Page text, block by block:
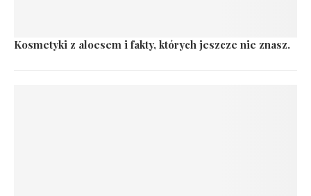
Kosmetyki z aloesem i fakty, których jeszcze nie znasz.